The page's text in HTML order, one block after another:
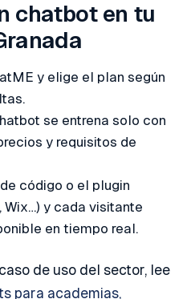
chatbot en tu
y elige el plan según
se entrena solo con
y requisitos de
código o el plugin
Wix…) y cada visitante
en tiempo real.
de uso del sector, lee
para academias,